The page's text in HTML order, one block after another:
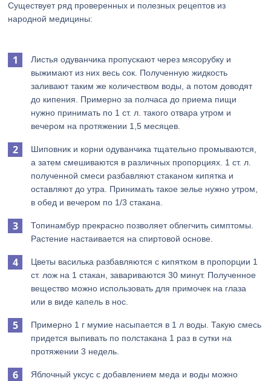
Существует ряд проверенных и полезных рецептов из
народной медицины:
Листья одуванчика пропускают через мясорубку и
выжимают из них весь сок. Полученную жидкость
заливают таким же количеством воды, а потом доводят
до кипения. Примерно за полчаса до приема пищи
нужно принимать по 1 ст. л. такого отвара утром и
вечером на протяжении 1,5 месяцев.
Шиповник и корни одуванчика тщательно промываются,
а затем смешиваются в различных пропорциях. 1 ст. л.
полученной смеси разбавляют стаканом кипятка и
оставляют до утра. Принимать такое зелье нужно утром,
в обед и вечером по 1/3 стакана.
Топинамбур прекрасно позволяет облегчить симптомы.
Растение настаивается на спиртовой основе.
Цветы василька разбавляются с кипятком в пропорции 1
ст. лож на 1 стакан, завариваются 30 минут. Полученное
вещество можно использовать для примочек на глаза
или в виде капель в нос.
Примерно 1 г мумие насыпается в 1 л воды. Такую смесь
придется выпивать по полстакана 1 раз в сутки на
протяжении 3 недель.
Яблочный уксус с добавлением меда и воды можно